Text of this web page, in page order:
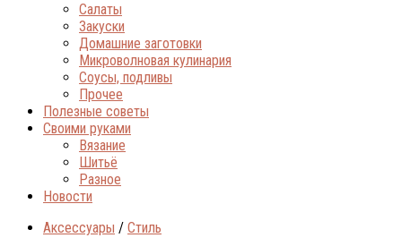
Салаты
Закуски
Домашние заготовки
Микроволновая кулинария
Соусы, подливы
Прочее
Полезные советы
Своими руками
Вязание
Шитьё
Разное
Новости
Аксессуары / Стиль